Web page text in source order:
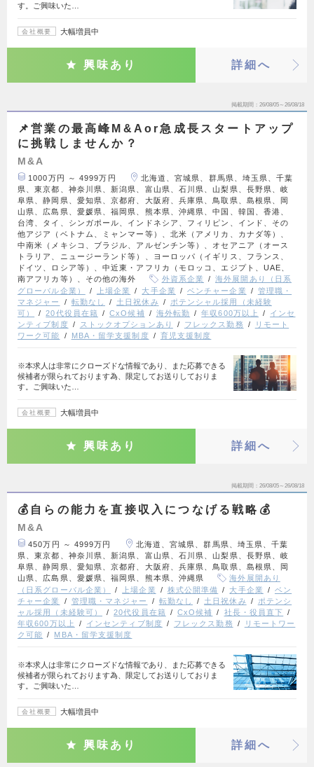
す。ご興味いた…
会社概要 大幅増員中
興味あり 詳細へ
掲載期間 26/08/05～26/08/18
📌営業の最高峰M&Aor急成長スタートアップ
に挑戦しませんか？
M&A
1000万円 ～ 4999万円
北海道、宮城県、群馬県、埼玉県、千葉
県、東京都、神奈川県、新潟県、富山県、石川県、山梨県、長野県、岐
阜県、静岡県、愛知県、京都府、大阪府、兵庫県、鳥取県、島根県、岡
山県、広島県、愛媛県、福岡県、熊本県、沖縄県、中国、韓国、香港、
台湾、タイ、シンガポール、インドネシア、フィリピン、インド、その
他アジア（ベトナム、ミャンマー等）、北米（アメリカ、カナダ等）、
中南米（メキシコ、ブラジル、アルゼンチン等）、オセアニア（オース
トラリア、ニュージーランド等）、ヨーロッパ（イギリス、フランス、
ドイツ、ロシア等）、中近東・アフリカ（モロッコ、エジプト、UAE、
南アフリカ等）、その他の海外
外資系企業
海外展開あり（日系
グローバル企業）
上場企業 大手企業 ベンチャー企業
管理職・
マネジャー
転勤なし 土日祝休み
ポテンシャル採用（未経験
可）
20代役員在籍 CxO候補 海外転勤 年収600万以上
インセ
ンティブ制度
ストックオプションあり フレックス勤務
リモート
ワーク可能
MBA・留学支援制度 育児支援制度
※本求人は非常にクローズドな情報であり、また応募できる
候補者が限られております為、限定してお送りしておりま
す。ご興味いた…
会社概要 大幅増員中
興味あり 詳細へ
掲載期間 26/08/05～26/08/18
💰自らの能力を直接収入につなげる戦略💰
M&A
450万円 ～ 4999万円
北海道、宮城県、群馬県、埼玉県、千葉
県、東京都、神奈川県、新潟県、富山県、石川県、山梨県、長野県、岐
阜県、静岡県、愛知県、京都府、大阪府、兵庫県、鳥取県、島根県、岡
山県、広島県、愛媛県、福岡県、熊本県、沖縄県
海外展開あり
（日系グローバル企業）
上場企業 株式公開準備 大手企業
ベン
チャー企業
管理職・マネジャー 転勤なし 土日祝休み
ポテンシ
ャル採用（未経験可）
20代役員在籍 CxO候補
社長・役員直下
年収600万以上
インセンティブ制度 フレックス勤務
リモートワー
ク可能
MBA・留学支援制度
※本求人は非常にクローズドな情報であり、また応募できる
候補者が限られております為、限定してお送りしておりま
す。ご興味いた…
会社概要 大幅増員中
興味あり 詳細へ